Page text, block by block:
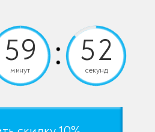
минут секунд